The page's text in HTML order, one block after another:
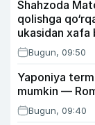
Shahzoda
qolishga
ukasidan xafa
Bugun, 09:50
Yaponiya
mumkin —
Bugun, 09:40